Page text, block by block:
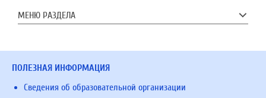
МЕНЮ РАЗДЕЛА
ПОЛЕЗНАЯ ИНФОРМАЦИЯ
Сведения об образовательной организации